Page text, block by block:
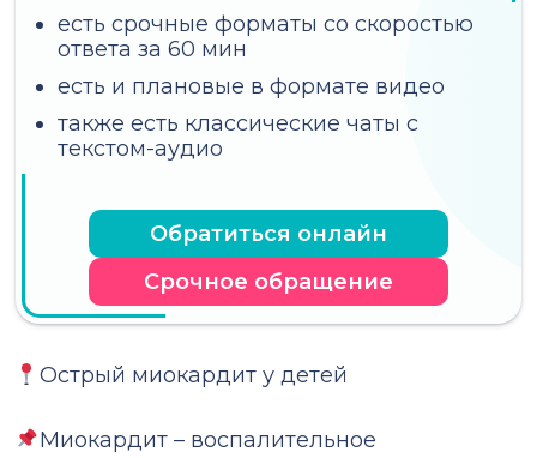
есть срочные форматы со скоростью
ответа за 60 мин
есть и плановые в формате видео
также есть классические чаты с
текстом-аудио
Обратиться онлайн
Срочное обращение
Острый миокардит у детей
Миокардит – воспалительное